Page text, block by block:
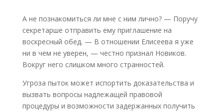
А не познакомиться ли мне с ним лично? — Поручу
секретарше отправить ему приглашение на
воскресный обед. — В отношении Елисеева я уже
ни в чем не уверен, — честно признал Новиков.
Вокруг него слишком много странностей.
Угроза пыток может испортить доказательства и
вызвать вопросы надлежащей правовой
процедуры и возможности задержанных получить